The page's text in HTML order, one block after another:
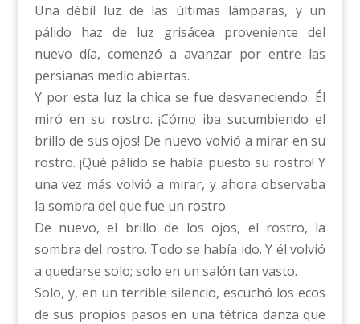
Una débil luz de las últimas lámparas, y un
pálido haz de luz grisácea proveniente del
nuevo día, comenzó a avanzar por entre las
persianas medio abiertas.
Y por esta luz la chica se fue desvaneciendo. Él
miró en su rostro. ¡Cómo iba sucumbiendo el
brillo de sus ojos! De nuevo volvió a mirar en su
rostro. ¡Qué pálido se había puesto su rostro! Y
una vez más volvió a mirar, y ahora observaba
la sombra del que fue un rostro.
De nuevo, el brillo de los ojos, el rostro, la
sombra del rostro. Todo se había ido. Y él volvió
a quedarse solo; solo en un salón tan vasto.
Solo, y, en un terrible silencio, escuchó los ecos
de sus propios pasos en una tétrica danza que